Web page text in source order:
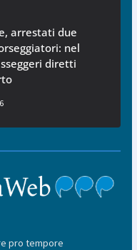
arrestati due
nel
diretti
pro tempore